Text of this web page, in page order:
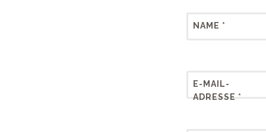
NAME *
E-MAIL-
ADRESSE *